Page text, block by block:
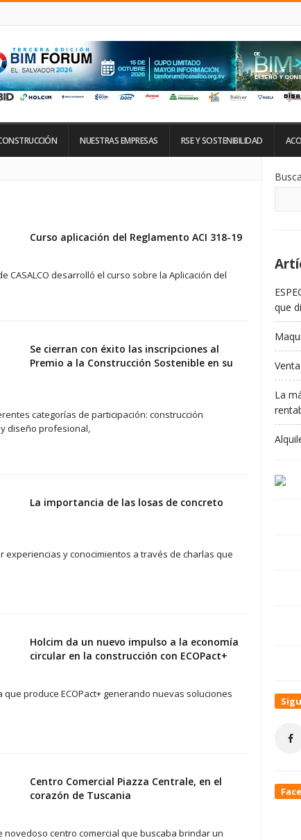
NUESTRAS EMPRESAS RSE Y SOSTENIBILIDAD
Curso aplicación del Reglamento ACI 318-19
CASALCO desarrolló el curso sobre la Aplicación del
Se cierran con éxito las inscripciones al
Premio a la Construcción Sostenible en su
categorías de participación: construcción
diseño profesional,
La importancia de las losas de concreto
y conocimientos a través de charlas que
Holcim da un nuevo impulso a la economía
circular en la construcción con ECOPact+
produce ECOPact+ generando nuevas soluciones
Centro Comercial Piazza Centrale, en el
corazón de Tuscania
novedoso centro comercial que buscaba brindar un
De
La
que
La